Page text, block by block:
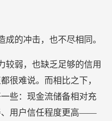
的冲击，也不尽相同。
较弱，也缺乏足够的信用
很难说。而相比之下，
些：现金流储备相对充
、用户信任程度更高——